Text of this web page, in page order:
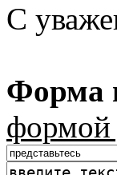
С
Форма
формой